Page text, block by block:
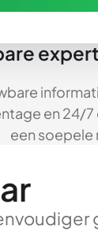
en 24/
een soepele